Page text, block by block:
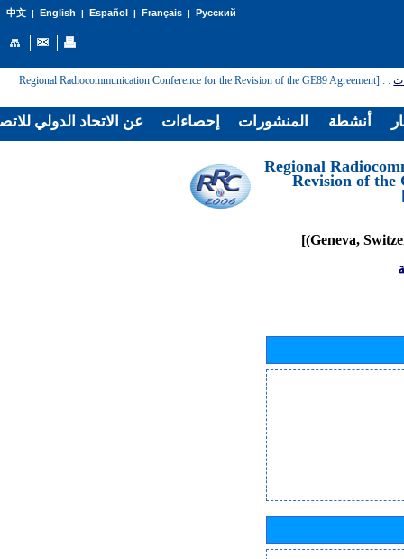
中文| English | Español | Français| Русский
:
: [Regional Radiocommunication Conference for the Revision of the GE89 Agreement
[Regional
Revision of the
عن الاتحاد الدولي إحصاءات المنشورات أنشطة